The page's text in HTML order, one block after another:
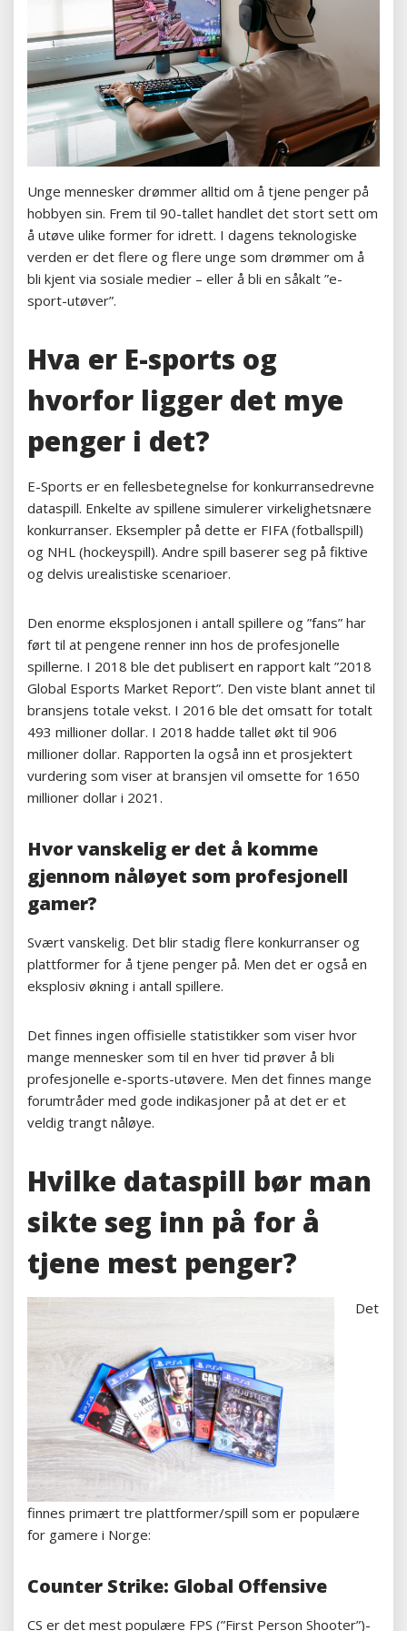
Unge mennesker drømmer alltid om å tjene penger på
hobbyen sin. Frem til 90-tallet handlet det stort sett om
å utøve ulike former for idrett. I dagens teknologiske
verden er det flere og flere unge som drømmer om å
bli kjent via sosiale medier – eller å bli en såkalt ”e-
sport-utøver”.
Hva er E-sports og
hvorfor ligger det mye
penger i det?
E-Sports er en fellesbetegnelse for konkurransedrevne
dataspill. Enkelte av spillene simulerer virkelighetsnære
konkurranser. Eksempler på dette er FIFA (fotballspill)
og NHL (hockeyspill). Andre spill baserer seg på fiktive
og delvis urealistiske scenarioer.
Den enorme eksplosjonen i antall spillere og ”fans” har
ført til at pengene renner inn hos de profesjonelle
spillerne. I 2018 ble det publisert en rapport kalt ”2018
Global Esports Market Report”. Den viste blant annet til
bransjens totale vekst. I 2016 ble det omsatt for totalt
493 millioner dollar. I 2018 hadde tallet økt til 906
millioner dollar. Rapporten la også inn et prosjektert
vurdering som viser at bransjen vil omsette for 1650
millioner dollar i 2021.
Hvor vanskelig er det å komme
gjennom nåløyet som profesjonell
gamer?
Svært vanskelig. Det blir stadig flere konkurranser og
plattformer for å tjene penger på. Men det er også en
eksplosiv økning i antall spillere.
Det finnes ingen offisielle statistikker som viser hvor
mange mennesker som til en hver tid prøver å bli
profesjonelle e-sports-utøvere. Men det finnes mange
forumtråder med gode indikasjoner på at det er et
veldig trangt nåløye.
Hvilke dataspill bør man
sikte seg inn på for å
tjene mest penger?
Det
finnes primært tre plattformer/spill som er populære
for gamere i Norge:
Counter Strike: Global Offensive
CS er det mest populære FPS (”First Person Shooter”)-